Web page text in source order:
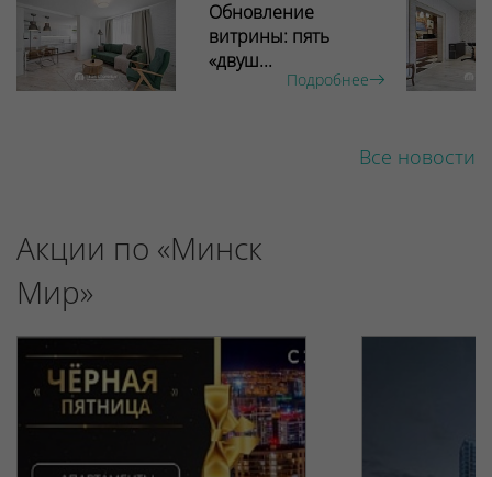
Обновление
витрины: пять
«двуш...
Подробнее
Все новости
Акции по «Минск
Мир»